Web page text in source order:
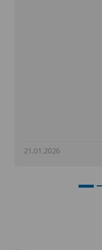
Check-up für
21.01.2026